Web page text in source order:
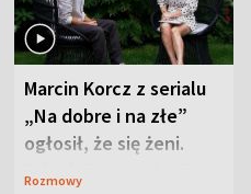
Marcin Korcz z serialu
„Na dobre i na złe”
ogłosił, że się żeni.
Zdradził, co zmienił
Rozmowy